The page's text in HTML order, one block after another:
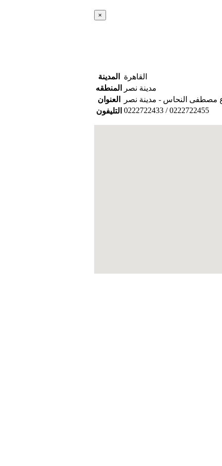
×
المدينة
القاهرة
المنطقه
مدينة نصر
العنوان
التليفون 0222722433 / 0222722455